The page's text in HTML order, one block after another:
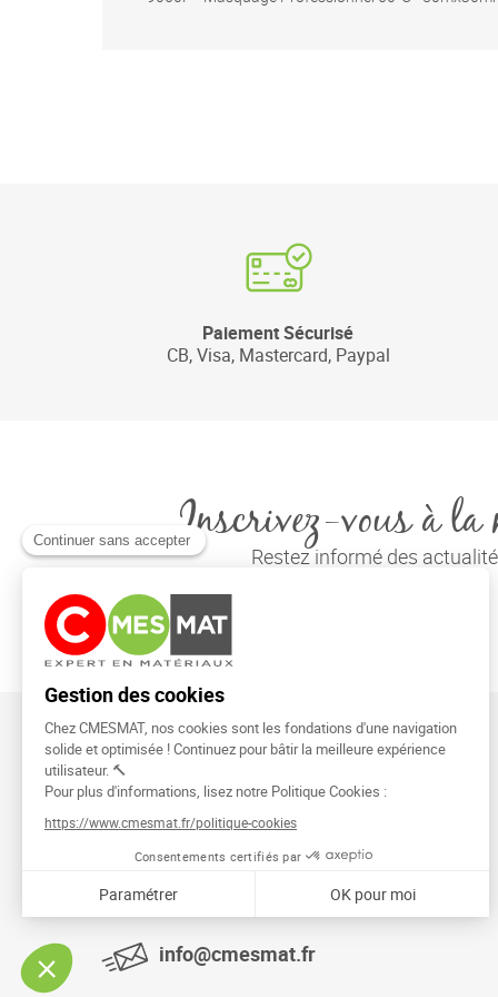
Paiement Sécurisé
CB, Visa, Mastercard, Paypal
Inscrivez-vous à la
Restez informé des
CMESMAT
91026 EVRY COURCOURONNES
info@cmesmat.fr